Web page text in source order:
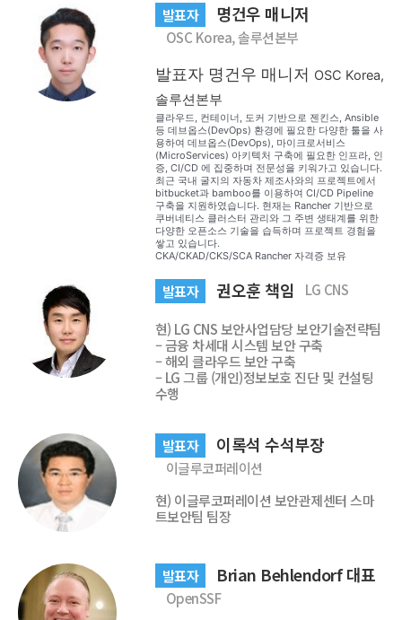
발표자 명건우 매니저
OSC Korea, 솔루션본부
발표자명건우 매니저 OSC Korea,
솔루션본부
클라우드, 컨테이너, 도커 기반으로 젠킨스, Ansible
등 데브옵스(DevOps) 환경에 필요한 다양한 툴을 사
용하여 데브옵스(DevOps), 마이크로서비스
(MicroServices) 아키텍처 구축에 필요한 인프라, 인
증, CI/CD 에 집중하며 전문성을 키워가고 있습니다.
최근 국내 굴지의 자동차 제조사와의 프로젝트에서
bitbucket과 bamboo를 이용하여 CI/CD Pipeline
구축을 지원하였습니다. 현재는 Rancher 기반으로
쿠버네티스 클러스터 관리와 그 주변 생태계를 위한
다양한 오픈소스 기술을 습득하며 프로젝트 경험을
쌓고 있습니다.
CKA/CKAD/CKS/SCA Rancher 자격증 보유
발표자 권오훈 책임 LG CNS
현) LG CNS 보안사업담당 보안기술전략팀
– 금융 차세대 시스템 보안 구축
– 해외 클라우드 보안 구축
– LG 그룹 (개인)정보보호 진단 및 컨설팅
수행
발표자 이록석 수석부장
이글루코퍼레이션
현) 이글루코퍼레이션 보안관제센터 스마
트보안팀 팀장
발표자 Brian Behlendorf 대표
OpenSSF